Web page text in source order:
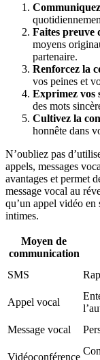
Faites preuve
moyens
partenaire.
Renforcez la
vos peines et
Exprimez vos
des mots
Cultivez la
honnête dans
N’oubliez pas
appels, messages
avantages et permet
message vocal au
qu’un appel vidéo en
intimes.
Moyen de
communication
SMS
Appel vocal
Message vocal
Vidéoconférence